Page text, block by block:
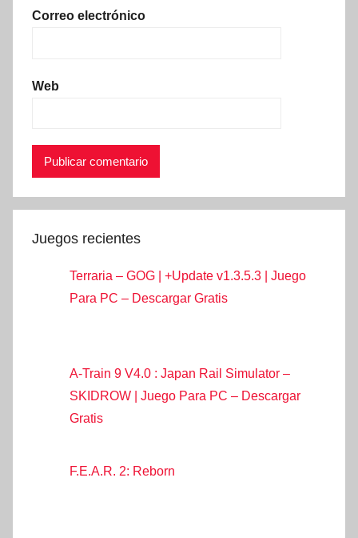
Correo electrónico
Web
Juegos recientes
Terraria – GOG | +Update v1.3.5.3 | Juego
Para PC – Descargar Gratis
A-Train 9 V4.0 : Japan Rail Simulator –
SKIDROW | Juego Para PC – Descargar
Gratis
F.E.A.R. 2: Reborn